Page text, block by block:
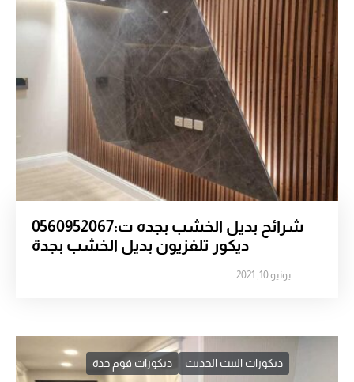
شرائح بديل الخشب بجده ت:0560952067
ديكور تلفزيون بديل الخشب بجدة
يونيو 10, 2021
ديكورات البيت الحديث ديكورات فوم جدة